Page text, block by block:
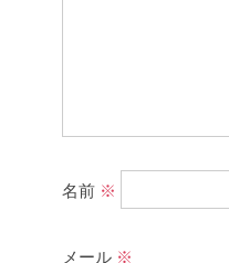
名前 ※
メール ※